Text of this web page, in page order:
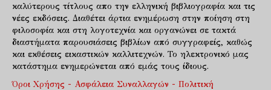
καλύτερους τίτλους απο την ελληνική βιβλιογραφία και τις
νέες εκδόσεις. Διαθέτει άρτια ενημέρωση στην ποίηση στη
φιλοσοφία και στη λογοτεχνία και οργανώνει σε τακτά
διαστήματα παρουσιάσεις βιβλίων από συγγραφείς, καθώς
και εκθέσεις εικαστικών καλλιτεχνών. Το ηλεκτρονικό μας
κατάστημα ενημερώνεται από εμάς τους ίδιους.
Όροι Χρήσης - Ασφάλεια Συναλλαγών - Πολιτική